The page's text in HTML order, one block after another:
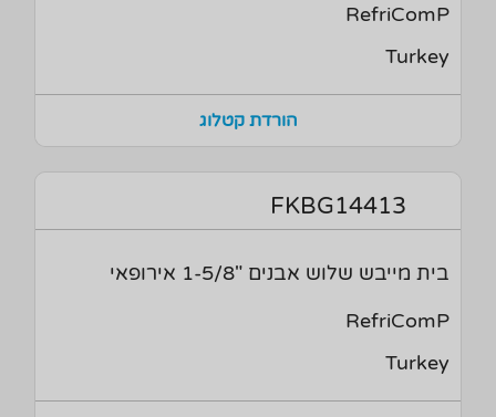
RefriComP
Turkey
הורדת קטלוג
FKBG14413
בית מייבש שלוש אבנים "1-5/8 אירופאי
RefriComP
Turkey